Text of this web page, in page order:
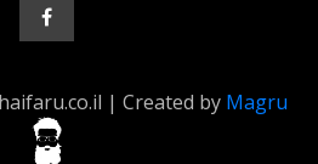
| Created by Magru